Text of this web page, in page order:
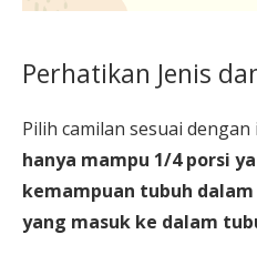
Perhatikan Jenis
Pilih camilan sesuai
hanya mampu 1/4 porsi
kemampuan tubuh
yang masuk ke dalam